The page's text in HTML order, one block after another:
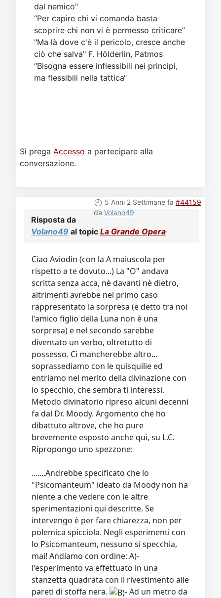
dal nemico"
“Per capire chi vi comanda basta
scoprire chi non vi è permesso criticare”
"Ma là dove c'è il pericolo, cresce anche
ciò che salva" F. Hölderlin, Patmos
“Bisogna essere inflessibili nei principi,
ma flessibili nella tattica“
Si prega Accesso a partecipare alla
conversazione.
5 Anni 2 Settimane fa #44159
da Volano49
Risposta da
Volano49 al topic La Grande Opera
Ciao Aviodin (con la A maiuscola per
rispetto a te dovuto...) La "O" andava
scritta senza acca, nè davanti nè dietro,
altrimenti avrebbe nel primo caso
rappresentato la sorpresa (e detto tra noi
l'amico figlio della Luna non è una
sorpresa) e nel secondo sarebbe
diventato un verbo, oltretutto di
possesso. Ci mancherebbe altro...
soprassediamo con le quisquilie ed
entriamo nel merito della divinazione con
lo specchio, che sembra ti interessi.
Metodo divinatorio ripreso alcuni decenni
fa dal Dr. Moody. Argomento che ho
dibattuto altrove, che ho pure
brevemente esposto anche qui, su L.C.
Ripropongo uno spezzone:
.......Andrebbe specificato che lo
"Psicomanteum" ideato da Moody non ha
niente a che vedere con le altre
sperimentazioni qui descritte. Se
intervengo è per fare chiarezza, non per
polemica spicciola. Negli esperimenti con
lo Psicomanteum, nessuno si specchia,
mai! Andiamo con ordine: A)-
l'esperimento va effettuato in una
stanzetta quadrata con il rivestimento alle
pareti di stoffa nera.
- Ad un metro da